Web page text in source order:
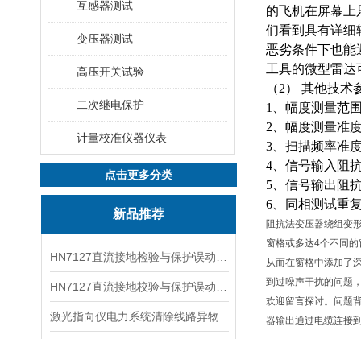
互感器测试
变压器测试
高压开关试验
二次继电保护
计量校准仪器仪表
点击更多分类
新品推荐
激光指向仪电力系统清除线路异物
的飞机在屏幕
们看到具有详细
恶劣条件下也能
工具的微型雷达
（2） 其他技术
1、幅度测量范
2、幅度测量准
3、扫描频率准
4、信号输入阻
5、信号输出阻
6、同相测试重
阻抗法变压器绕组变
窗格或多达4个不同
从而在窗格中添加了
到过噪声干扰的问题
欢迎留言探讨。问题
器输出通过电缆连接